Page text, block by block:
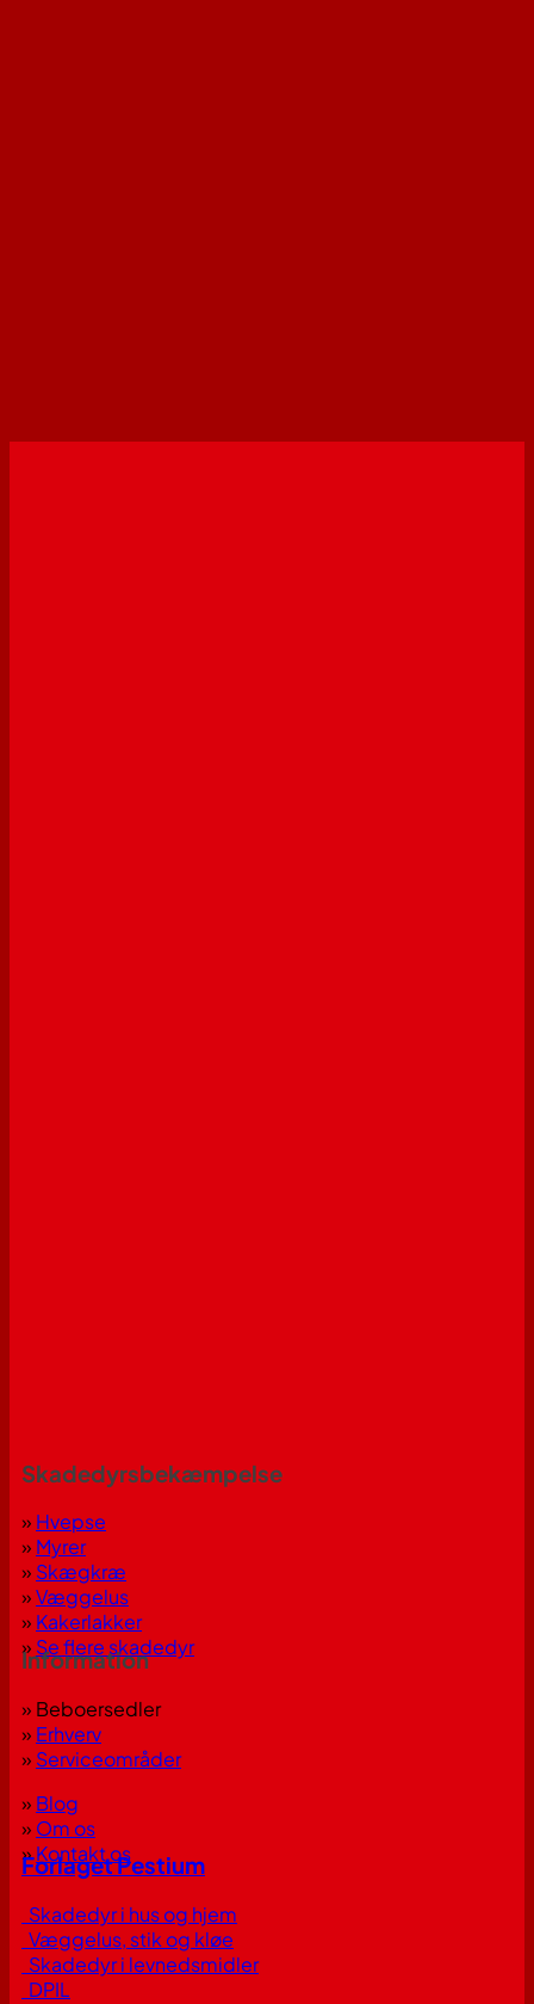
Skadedyrsbekæmpelse
» Hvepse
» Myrer
» Skægkræ
»Væggelus
» Kakerlakker
» Se flere skadedyr
Information
» Beboersedler
» Erhverv
» Serviceområder
» Blog
» Om os
»Kontakt os
Forlaget Pestium
Skadedyr i hus og hjem
Væggelus, stik og kløe
Skadedyr i levnedsmidler
DPIL